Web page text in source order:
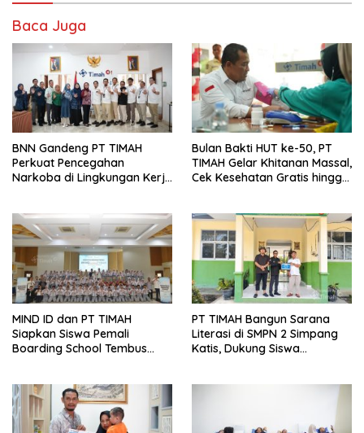
Baca Juga
BNN Gandeng PT TIMAH
Perkuat Pencegahan
Narkoba di Lingkungan Kerja
Bulan Bakti HUT ke-50, PT
TIMAH Gelar Khitanan Massal,
Cek Kesehatan Gratis hingga
MIND ID dan PT TIMAH
Siapkan Siswa Pemali
Boarding School Tembus
PT TIMAH Bangun Sarana
Literasi di SMPN 2 Simpang
Katis, Dukung Siswa